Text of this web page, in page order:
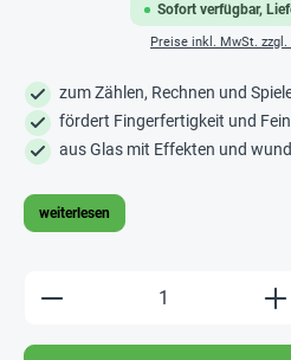
Sofort verfügbar,
Preise inkl. MwSt.
zum Zählen, Rechnen und
fördert Fingerfertigkeit und
aus Glas mit Effekten und
weiterlesen
Produkt Anzahl: Gib